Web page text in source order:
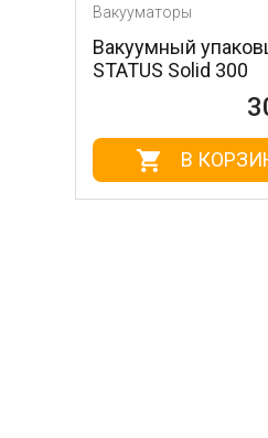
Вакууматоры
Вакуумный
STATUS Solid 300
В